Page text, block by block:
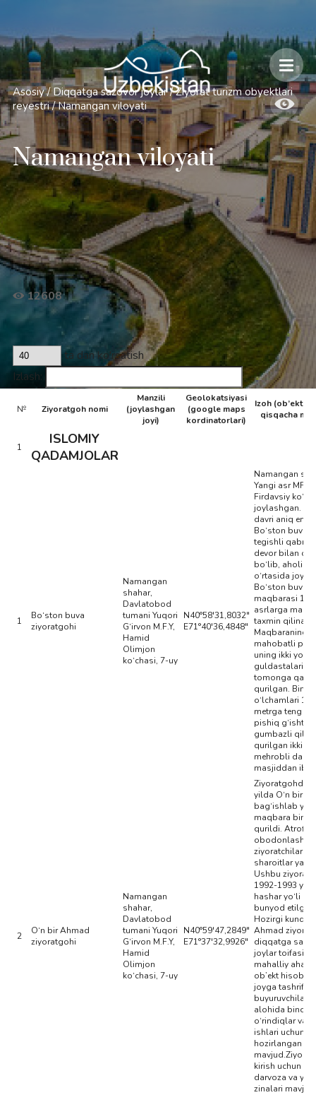
Asosiy / Diqqatga sazovor joylar / Ziyorat turizm obyektlari
reyestri / Namangan viloyati
Namangan viloyati
12608
ta dan ko'rsatish
Izlash:
№ Ziyoratgoh nomi
Manzili
(joylashgan
joyi)
Geolokatsiyasi
(google maps
kordinatorlari)
Izoh (ob’ekt
qisqacha
1
ISLOMIY
QADAMJOLAR
1
Bo‘ston buva
ziyoratgohi
Namangan
shahar,
Davlatobod
tumani Yuqori
G‘irvon M.F.Y,
Hamid
Olimjon
ko‘chasi, 7-uy
N40°58'31,8032"
E71°40'36,4848"
Namangan
Yangi asr MFY,
Firdavsiy
joylashgan.
davri aniq
Bo‘ston
tegishli qabr
devor bilan
bo‘lib, aholi
o‘rtasida
Bo‘ston buva
maqbarasi 15-
asrlarga
taxmin qilinadi.
Maqbaraning
mahobatli
uning ikki
guldastalari
tomonga
qurilgan. Bino
o‘lchamlari
metrga teng
pishiq
gumbazli qilib
qurilgan ikki
mehrobli
masjiddan
2
O‘n bir Ahmad
ziyoratgohi
Namangan
shahar,
Davlatobod
tumani Yuqori
G‘irvon M.F.Y,
Hamid
Olimjon
ko‘chasi, 7-uy
N40°59'47,2849"
E71°37'32,9926"
Ziyoratgohda
yilda O‘n bir
bag‘ishlab
maqbara
qurildi. Atrofi
ziyoratchilar
sharoitlar
Ushbu
1992-1993
hashar yo‘li
bunyod etilgan.
Hozirgi kunda
Ahmad
diqqatga
joylar
mahalliy
ob’ekt
joyga tashrif
buyuruvchilar
alohida
o‘rindiqlar va
ishlari uchun
hozirlangan
kirish uchun
darvoza va
zinalari mavjud.